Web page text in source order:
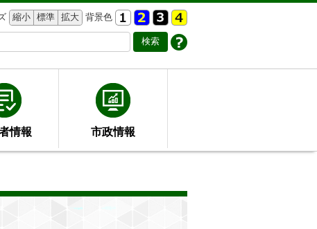
縮小 標準 拡大 背景色
情報 市政情報